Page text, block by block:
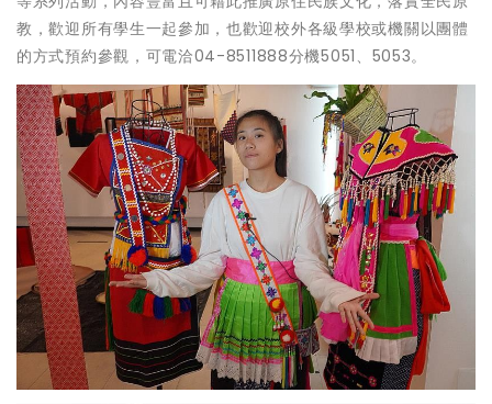
教，歡迎所有學生一起參加，也歡迎校外各級學校或機關以團體
的方式預約參觀，可電洽04-8511888分機5051、5053。